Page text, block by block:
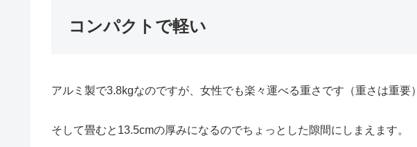
コンパクトで軽い
アルミ製で3.8kgなのですが、女性でも楽々運べる重さです（重さは重要）
そして畳むと13.5cmの厚みになるのでちょっとした隙間にしまえます。